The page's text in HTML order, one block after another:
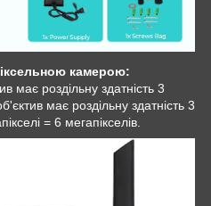
камерою:
має роздільну здатність 3
має роздільну здатність 3
= 6 мегапікселів.